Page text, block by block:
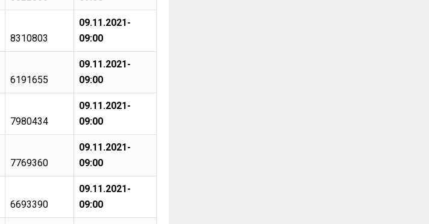
8310803
09.11.2021-
09:00
6191655
09.11.2021-
09:00
7980434
09.11.2021-
09:00
7769360
09.11.2021-
09:00
6693390
09.11.2021-
09:00